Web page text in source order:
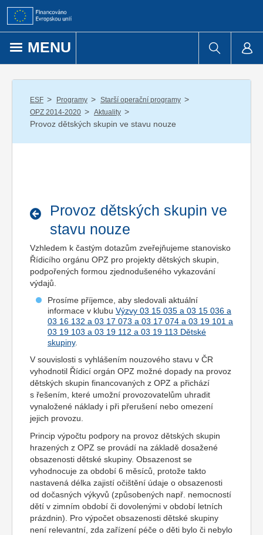
Přejít k obsahu
MENU
ESF / Programy / Starší operační programy /
OPZ 2014-2020 / Aktuality /
Provoz dětských skupin ve stavu nouze
Provoz dětských skupin ve
stavu nouze
Vzhledem k častým dotazům zveřejňujeme stanovisko
Řídicího orgánu OPZ pro projekty dětských skupin,
podpořených formou zjednodušeného vykazování
výdajů.
Prosíme příjemce, aby sledovali aktuální
informace v klubu Výzvy 03 15 035 a 03 15 036 a
03 16 132 a 03 17 073 a 03 17 074 a 03 19 101 a
03 19 103 a 03 19 112 a 03 19 113 Dětské
skupiny.
V souvislosti s vyhlášením nouzového stavu v ČR
vyhodnotil Řídicí orgán OPZ možné dopady na provoz
dětských skupin financovaných z OPZ a přichází
s řešením, které umožní provozovatelům uhradit
vynaložené náklady i při přerušení nebo omezení
jejich provozu.
Princip výpočtu podpory na provoz dětských skupin
hrazených z OPZ se provádí na základě dosažené
obsazenosti dětské skupiny. Obsazenost se
vyhodnocuje za období 6 měsíců, protože takto
nastavená délka zajistí očištění údaje o obsazenosti
od dočasných výkyvů (způsobených např. nemocností
dětí v zimním období či dovolenými v období letních
prázdnin). Pro výpočet obsazenosti dětské skupiny
není relevantní, zda zařízení péče o děti bylo či nebylo